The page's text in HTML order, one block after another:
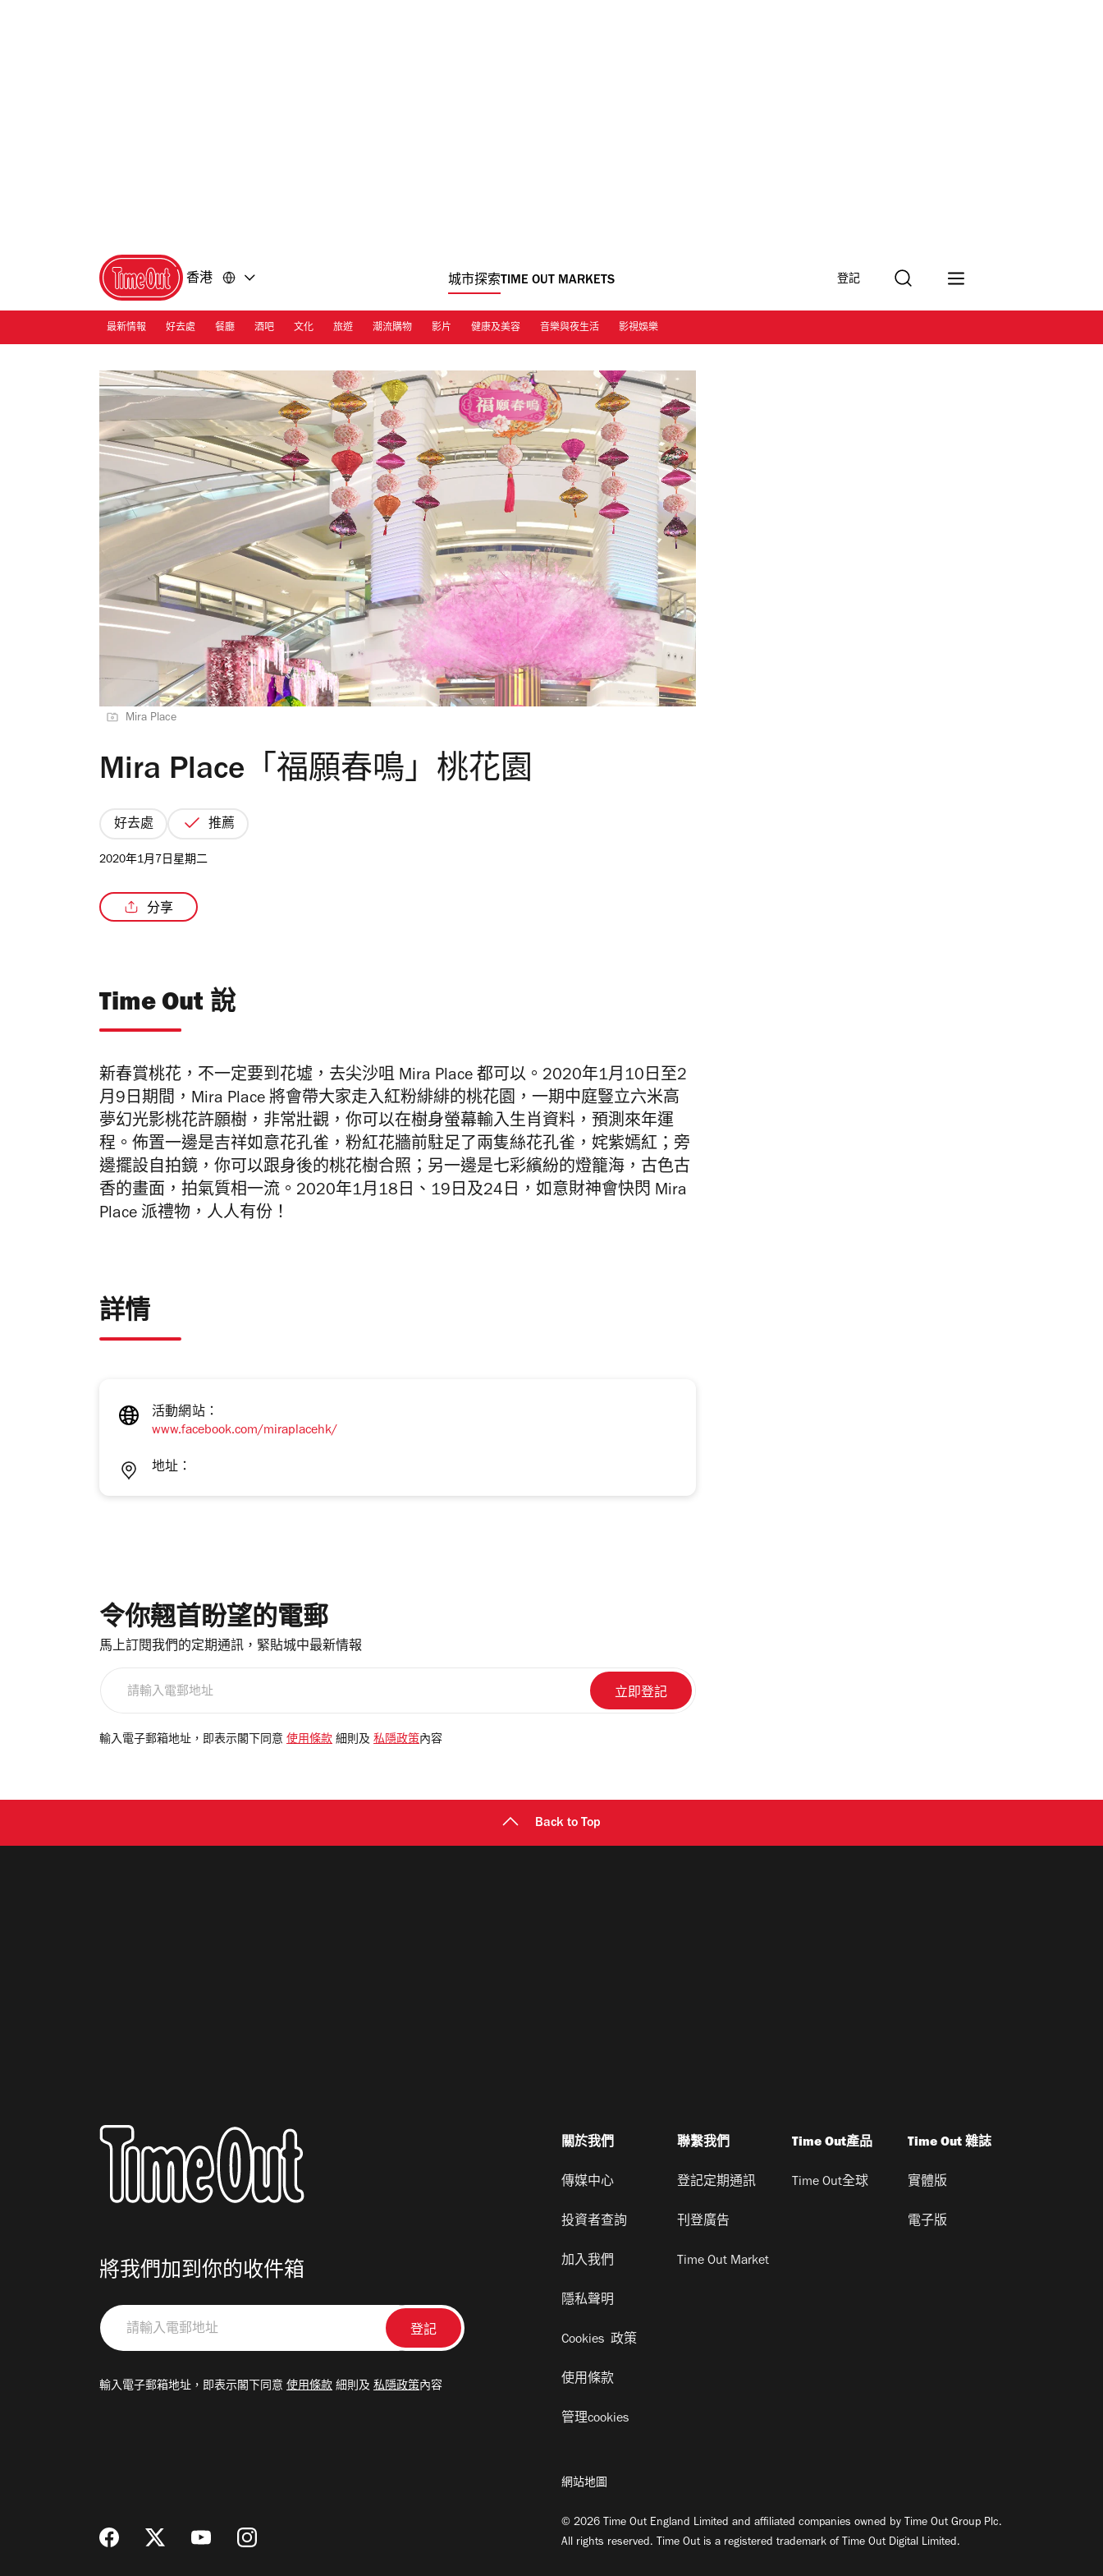
香港 城市探索TIME OUT MARKETS 登記
最新情報 好去處 餐廳 酒吧 文化 旅遊 潮流購物 影片 健康及美容 音樂與夜生活 影視娛樂
Mira Place
Mira Place「福願春鳴」桃花園
好去處 推薦
2020年1月7日星期二
分享
Time Out 說
新春賞桃花，不一定要到花墟，去尖沙咀 Mira Place 都可以。2020年1月10日至2
月9日期間，Mira Place 將會帶大家走入紅粉緋緋的桃花園，一期中庭豎立六米高
夢幻光影桃花許願樹，非常壯觀，你可以在樹身螢幕輸入生肖資料，預測來年運
程。佈置一邊是吉祥如意花孔雀，粉紅花牆前駐足了兩隻絲花孔雀，姹紫嫣紅；旁
邊擺設自拍鏡，你可以跟身後的桃花樹合照；另一邊是七彩繽紛的燈籠海，古色古
香的畫面，拍氣質相一流。2020年1月18日、19日及24日，如意財神會快閃 Mira
Place 派禮物，人人有份！
詳情
活動網站：
www.facebook.com/miraplacehk/
地址：
令你翹首盼望的電郵
馬上訂閱我們的定期通訊，緊貼城中最新情報
電
輸入電子郵箱地址，即表示閣下同意 使用條款 細則及 私隱政策 內容
Back to Top
將我們加到你的收件箱
請
輸
郵
輸入電子郵箱地址，即表示閣下同意 使用條款 細則及 私隱政策內容
關於我們
傳媒中心
投資者查詢
加入我們
隱私聲明
Cookies 政策
使用條款
管理cookies
聯繫我們
登記定期通訊
刊登廣告
Time Out Market
Time Out產品
Time Out全球
Time Out 雜誌
實體版
電子版
網站地圖
© 2026 Time Out England Limited and affiliated companies owned by Time Out Group Plc.
All rights reserved. Time Out is a registered trademark of Time Out Digital Limited.